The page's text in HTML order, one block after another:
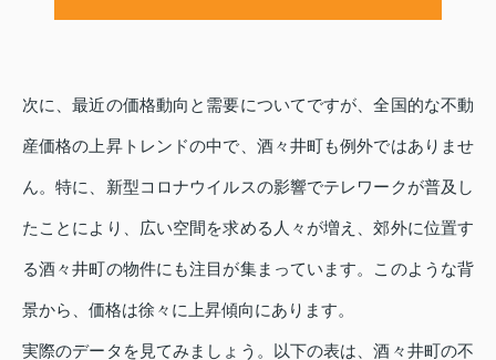
次に、最近の価格動向と需要についてですが、全国的な不動
産価格の上昇トレンドの中で、酒々井町も例外ではありませ
ん。特に、新型コロナウイルスの影響でテレワークが普及し
たことにより、広い空間を求める人々が増え、郊外に位置す
る酒々井町の物件にも注目が集まっています。このような背
景から、価格は徐々に上昇傾向にあります。
実際のデータを見てみましょう。以下の表は、酒々井町の不